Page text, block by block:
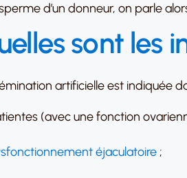
d’un donneur, on parle
sont les
artificielle est indiquée
(avec une fonction
éjaculatoire ;